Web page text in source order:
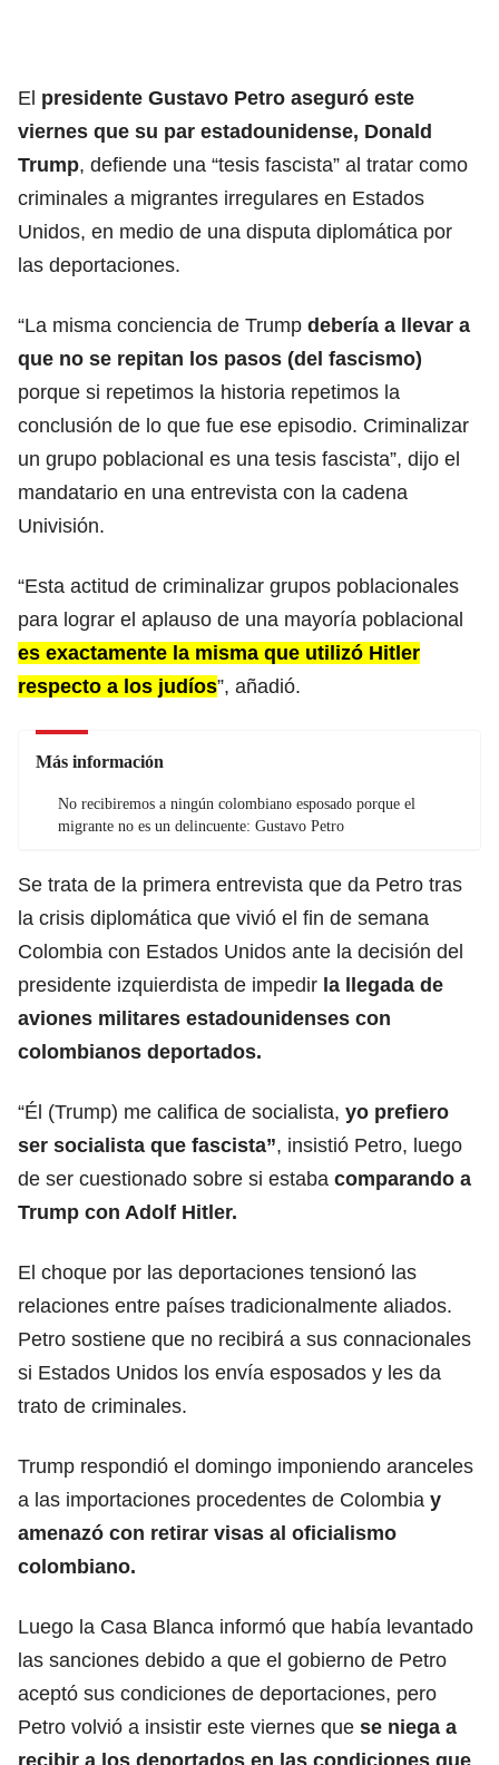
El presidente Gustavo Petro aseguró este
viernes que su par estadounidense, Donald
Trump, defiende una “tesis fascista” al tratar como
criminales a migrantes irregulares en Estados
Unidos, en medio de una disputa diplomática por
las deportaciones.
“La misma conciencia de Trump debería a llevar a
que no se repitan los pasos (del fascismo)
porque si repetimos la historia repetimos la
conclusión de lo que fue ese episodio. Criminalizar
un grupo poblacional es una tesis fascista”, dijo el
mandatario en una entrevista con la cadena
Univisión.
“Esta actitud de criminalizar grupos poblacionales
para lograr el aplauso de una mayoría poblacional
es exactamente la misma que utilizó Hitler
respecto a los judíos”, añadió.
Más información
No recibiremos a ningún colombiano esposado porque el
migrante no es un delincuente: Gustavo Petro
Se trata de la primera entrevista que da Petro tras
la crisis diplomática que vivió el fin de semana
Colombia con Estados Unidos ante la decisión del
presidente izquierdista de impedir la llegada de
aviones militares estadounidenses con
colombianos deportados.
“Él (Trump) me califica de socialista, yo prefiero
ser socialista que fascista”, insistió Petro, luego
de ser cuestionado sobre si estaba comparando a
Trump con Adolf Hitler.
El choque por las deportaciones tensionó las
relaciones entre países tradicionalmente aliados.
Petro sostiene que no recibirá a sus connacionales
si Estados Unidos los envía esposados y les da
trato de criminales.
Trump respondió el domingo imponiendo aranceles
a las importaciones procedentes de Colombia y
amenazó con retirar visas al oficialismo
colombiano.
Luego la Casa Blanca informó que había levantado
las sanciones debido a que el gobierno de Petro
aceptó sus condiciones de deportaciones, pero
Petro volvió a insistir este viernes que se niega a
recibir a los deportados en las condiciones que